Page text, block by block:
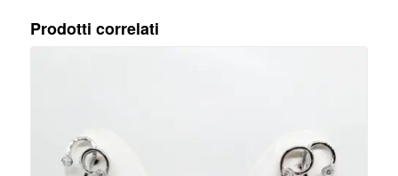
Prodotti correlati